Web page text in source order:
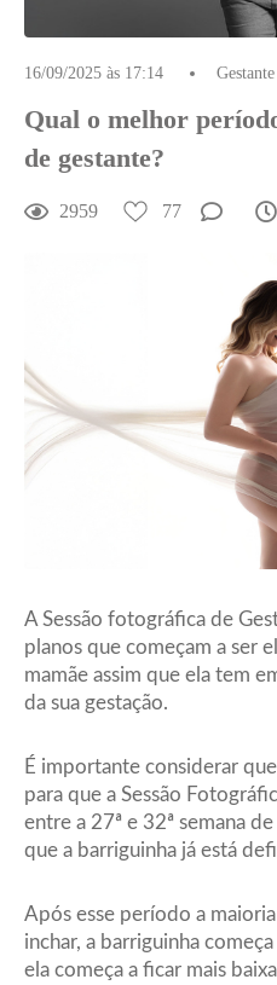
16/09/2025 às 17:14 Gestante
Qual o melhor
de gestante?
2959 77
A Sessão fotográfica de
planos que começam a ser
mamãe assim que ela tem
da sua gestação.
É importante considerar
para que a Sessão
entre a 27ª e 32ª semana
que a barriguinha já está
Após esse período a
inchar, a barriguinha
ela começa a ficar mais